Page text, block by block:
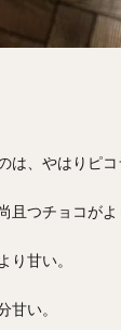
は、やはりピコ
且つチョコがよ
り甘い。
甘い。